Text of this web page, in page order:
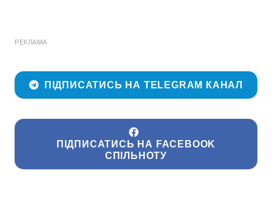
РЕКЛАМА
ПІДПИСАТИСЬ НА TELEGRAM КАНАЛ
ПІДПИСАТИСЬ НА FACEBOOK
СПІЛЬНОТУ